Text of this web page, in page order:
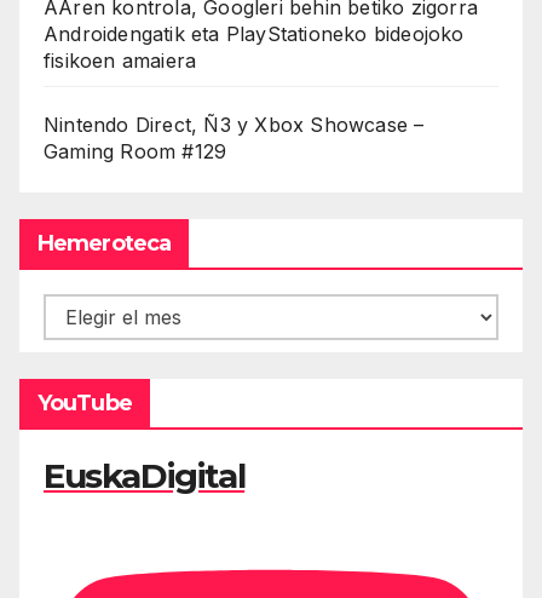
AAren kontrola, Googleri behin betiko zigorra
Androidengatik eta PlayStationeko bideojoko
fisikoen amaiera
Nintendo Direct, Ñ3 y Xbox Showcase –
Gaming Room #129
Hemeroteca
Hemeroteca
YouTube
EuskaDigital